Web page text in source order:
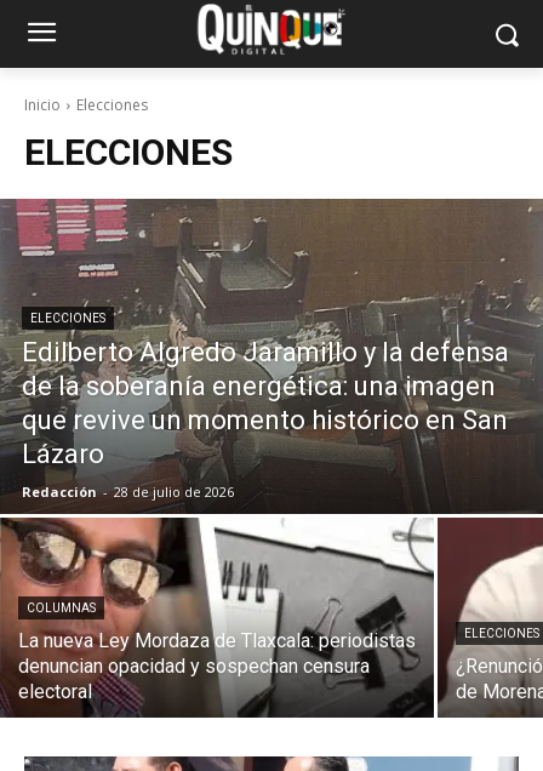
Inicio Elecciones
ELECCIONES
ELECCIONES
Edilberto Algredo Jaramillo y la defensa
de la soberanía energética: una imagen
que revive un momento histórico en San
Lázaro
Redacción - 28 de julio de 2026
COLUMNAS
La nueva Ley Mordaza de Tlaxcala: periodistas
denuncian opacidad y sospechan censura
electoral
ELECCIONES
de